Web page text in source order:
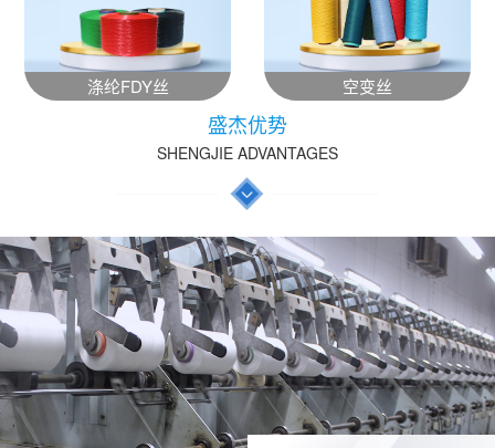
涤纶FDY丝 空变丝
盛杰优势
SHENGJIE ADVANTAGES